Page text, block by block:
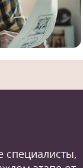
специалисты,